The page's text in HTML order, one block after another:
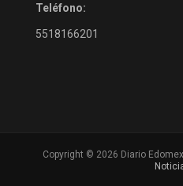
Teléfono:
5518166201
Copyright © 2026 Diario